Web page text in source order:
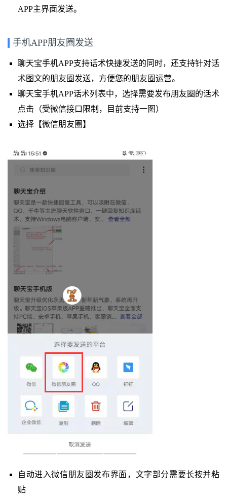
APP主界面发送。
手机APP朋友圈发送
聊天宝手机APP支持话术快捷发送的同时，还支持针对话
术图文的朋友圈发送，方便您的朋友圈运营。
聊天宝手机APP话术列表中，选择需要发布朋友圈的话术
点击（受微信接口限制，目前支持一图）
选择【微信朋友圈】
自动进入微信朋友圈发布界面，文字部分需要长按并粘
贴